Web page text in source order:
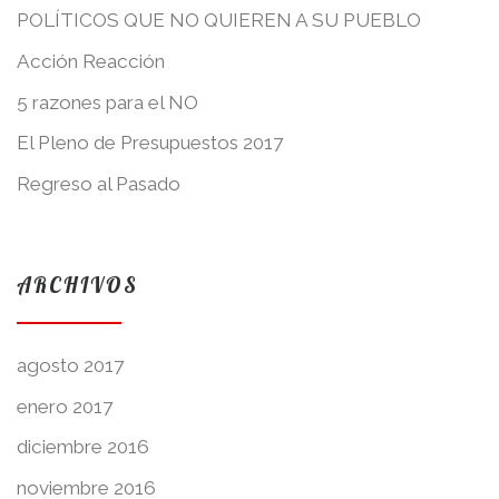
POLÍTICOS QUE NO QUIEREN A SU PUEBLO
Acción Reacción
5 razones para el NO
El Pleno de Presupuestos 2017
Regreso al Pasado
ARCHIVOS
agosto 2017
enero 2017
diciembre 2016
noviembre 2016